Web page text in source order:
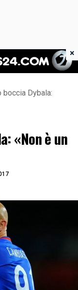
boccia Dybala:
«Non è un
×